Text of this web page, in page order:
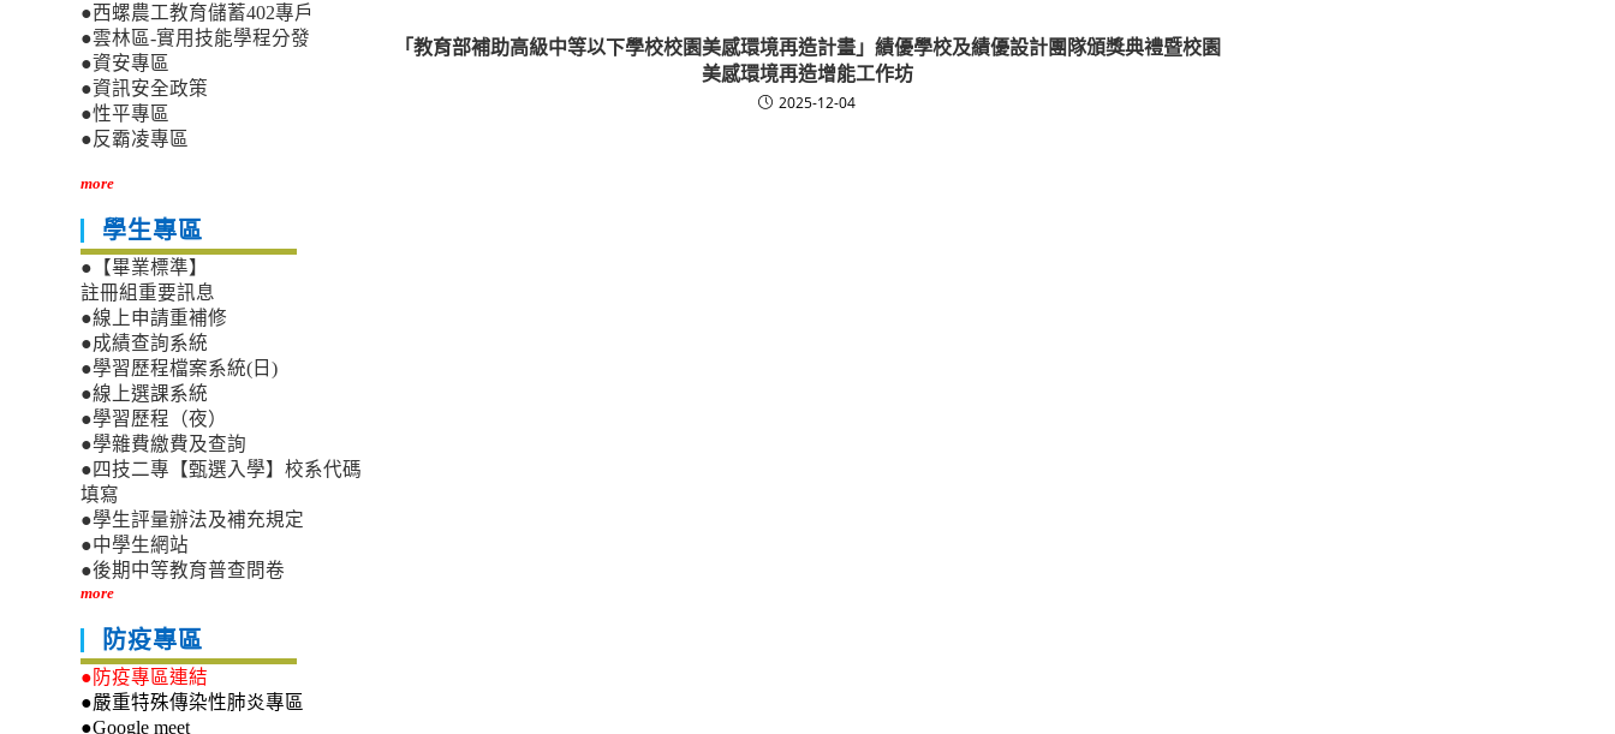
「教育部補助高級中等以下學校校園美感環境再造計畫」績優學校及績優設計團隊頒獎典禮暨校園
美感環境再造增能工作坊
2025-12-04
●西螺農工教育儲蓄402專戶
●雲林區-實用技能學程分發
●資安專區
●資訊安全政策
●性平專區
●反霸凌專區
more
學生專區
●【畢業標準】
註冊組重要訊息
●線上申請重補修
●成績查詢系統
●學習歷程檔案系統(日)
●線上選課系統
●學習歷程（夜）
●學雜費繳費及查詢
●四技二專【甄選入學】校系代碼
填寫
●學生評量辦法及補充規定
●中學生網站
●後期中等教育普查問卷
more
防疫專區
●防疫專區連結
●嚴重特殊傳染性肺炎專區
●Google meet